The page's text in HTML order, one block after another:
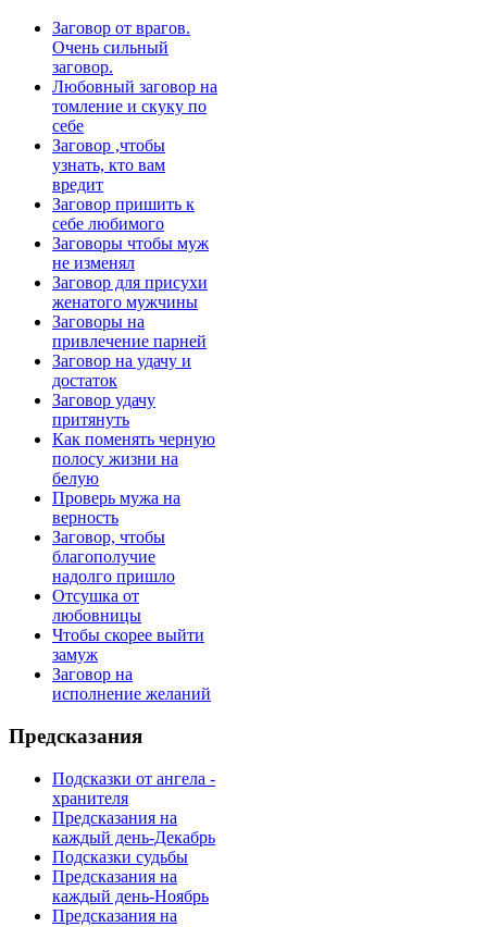
Заговор от врагов.
Очень сильный
заговор.
Любовный заговор на
томление и скуку по
себе
Заговор ,чтобы
узнать, кто вам
вредит
Заговор пришить к
себе любимого
Заговоры чтобы муж
не изменял
Заговор для присухи
женатого мужчины
Заговоры на
привлечение парней
Заговор на удачу и
достаток
Заговор удачу
притянуть
Как поменять черную
полосу жизни на
белую
Проверь мужа на
верность
Заговор, чтобы
благополучие
надолго пришло
Отсушка от
любовницы
Чтобы скорее выйти
замуж
Заговор на
исполнение желаний
Предсказания
Подсказки от ангела -
хранителя
Предсказания на
каждый день-Декабрь
Подсказки судьбы
Предсказания на
каждый день-Ноябрь
Предсказания на